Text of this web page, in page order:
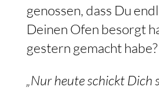
genossen, dass Du
Deinen Ofen besorgt
gestern gemacht
„Nur heute schickt Dich